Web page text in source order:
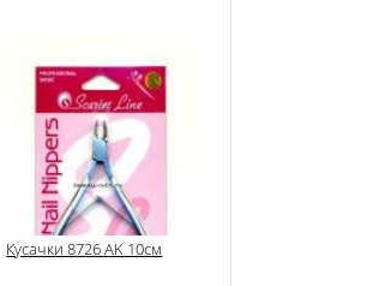
Кусачки 8726 AK 10см